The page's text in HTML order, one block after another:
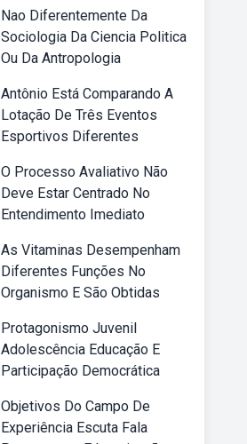
Nao Diferentemente Da
Sociologia Da Ciencia Politica
Ou Da Antropologia
Antônio Está Comparando A
Lotação De Três Eventos
Esportivos Diferentes
O Processo Avaliativo Não
Deve Estar Centrado No
Entendimento Imediato
As Vitaminas Desempenham
Diferentes Funções No
Organismo E São Obtidas
Protagonismo Juvenil
Adolescência Educação E
Participação Democrática
Objetivos Do Campo De
Experiência Escuta Fala